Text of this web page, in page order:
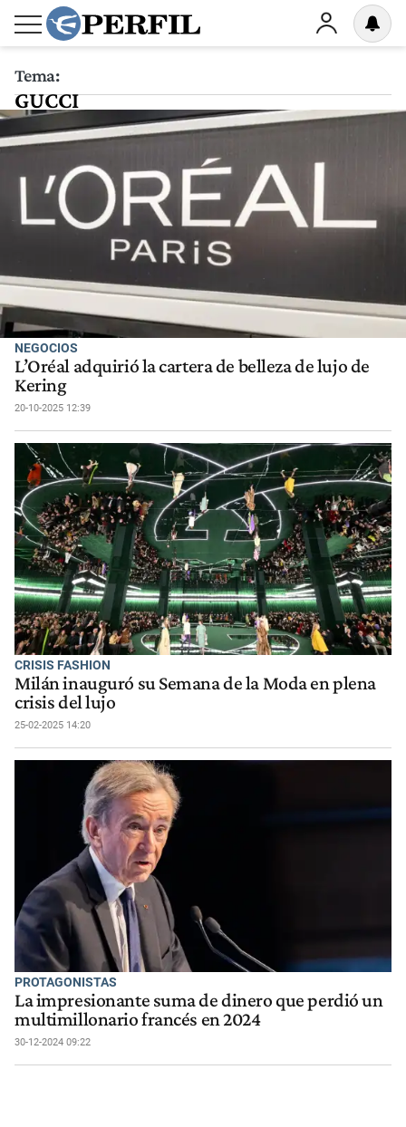
Tema:
GUCCI
NEGOCIOS
L’Oréal adquirió la cartera de belleza de lujo de
Kering
20-10-2025 12:39
CRISIS FASHION
Milán inauguró su Semana de la Moda en plena
crisis del lujo
25-02-2025 14:20
PROTAGONISTAS
La impresionante suma de dinero que perdió un
multimillonario francés en 2024
30-12-2024 09:22